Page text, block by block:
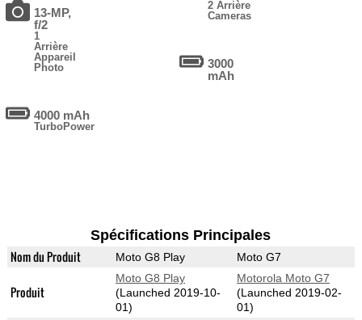
13-MP,
f/2
1
Arrière
Appareil
Photo
4000 mAh
TurboPower
2 Arrière
Cameras
3000
mAh
Spécifications Principales
Nom du Produit Moto G8 Play Moto G7
Produit
Moto G8 Play
(Launched 2019-10-
01)
Motorola Moto G7
(Launched 2019-02-
01)